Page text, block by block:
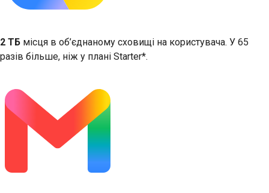
2 ТБ місця в об’єднаному сховищі на користувача. У 65
разів більше, ніж у плані Starter*.